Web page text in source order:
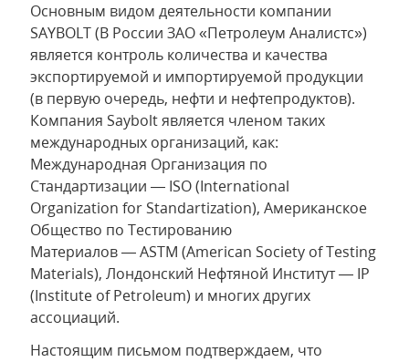
Основным видом деятельности компании
SAYBOLT (В России ЗАО «Петролеум Аналистс»)
является контроль количества и качества
экспортируемой и импортируемой продукции
(в первую очередь, нефти и нефтепродуктов).
Компания Saybolt является членом таких
международных организаций, как:
Международная Организация по
Стандартизации — ISO (International
Organization for Standartization), Американское
Общество по Тестированию
Материалов — ASTM (American Society of Testing
Materials), Лондонский Нефтяной Институт — IP
(Institute of Petroleum) и многих других
ассоциаций.
Настоящим письмом подтверждаем, что